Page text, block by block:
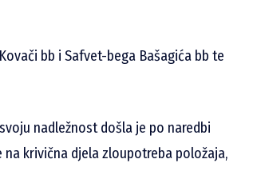
bb i Safvet-bega Bašagića bb te
nadležnost došla je po naredbi
krivična djela zloupotreba položaja,